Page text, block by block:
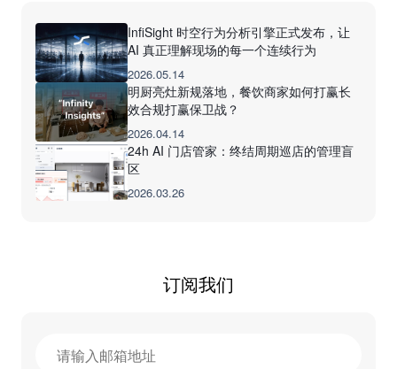
InfiSight 时空行为分析引擎正式发布，让
AI 真正理解现场的每一个连续行为
2026.05.14
明厨亮灶新规落地，餐饮商家如何打赢长
效合规打赢保卫战？
2026.04.14
24h AI 门店管家：终结周期巡店的管理盲
区
2026.03.26
订阅我们